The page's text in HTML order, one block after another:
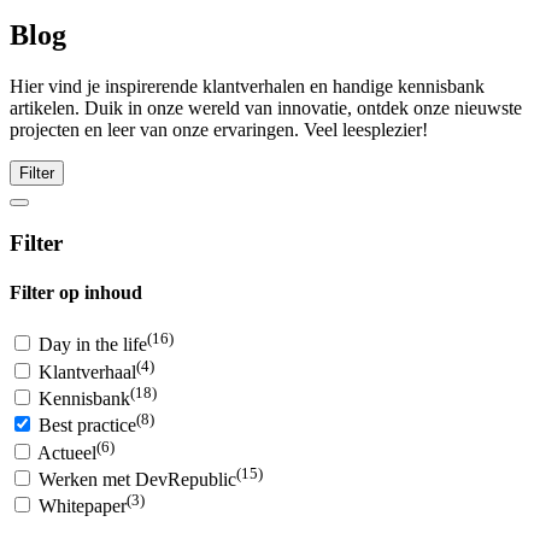
Blog
Hier vind je inspirerende klantverhalen en handige kennisbank
artikelen. Duik in onze wereld van innovatie, ontdek onze nieuwste
projecten en leer van onze ervaringen. Veel leesplezier!
Filter
Filter
Filter op inhoud
Day in the life(16)
Klantverhaal(4)
Kennisbank(18)
Best practice(8)
Actueel(6)
Werken met DevRepublic(15)
Whitepaper(3)